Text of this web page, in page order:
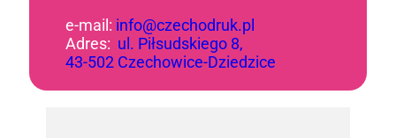
e-mail: info@czechodruk.pl
Adres: ul. Piłsudskiego 8,
43-502 Czechowice-Dziedzice